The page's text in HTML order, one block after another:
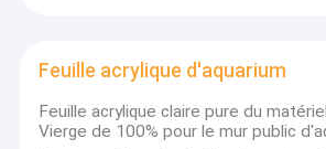
Feuille acrylique d'aquarium
Feuille acrylique claire pure du
Vierge de 100% pour le mur public